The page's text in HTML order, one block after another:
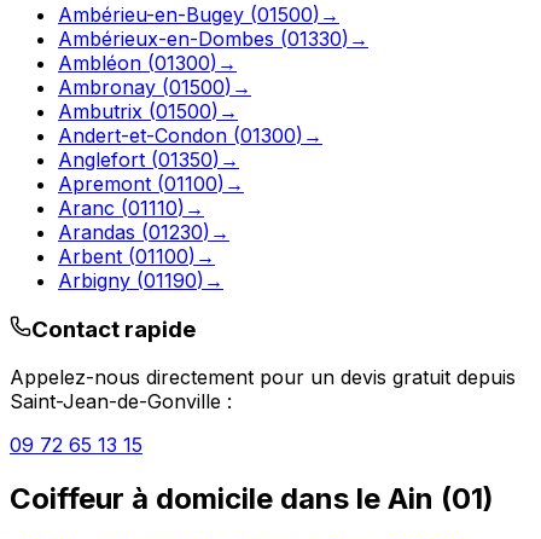
Ambérieu-en-Bugey (01500) →
Ambérieux-en-Dombes (01330) →
Ambléon (01300) →
Ambronay (01500) →
Ambutrix (01500) →
Andert-et-Condon (01300) →
Anglefort (01350) →
Apremont (01100) →
Aranc (01110) →
Arandas (01230) →
Arbent (01100) →
Arbigny (01190) →
Contact rapide
Appelez-nous directement pour un devis gratuit depuis
Saint-Jean-de-Gonville :
09 72 65 13 15
Coiffeur à domicile dans le Ain (01)